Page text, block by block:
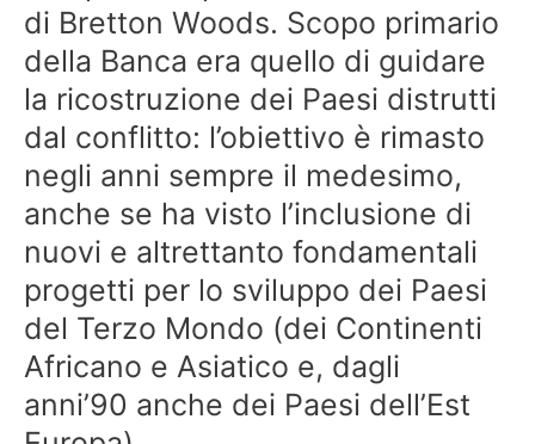
di Bretton Woods. Scopo primario
della Banca era quello di guidare
la ricostruzione dei Paesi distrutti
dal conflitto: l’obiettivo è rimasto
negli anni sempre il medesimo,
anche se ha visto l’inclusione di
nuovi e altrettanto fondamentali
progetti per lo sviluppo dei Paesi
del Terzo Mondo (dei Continenti
Africano e Asiatico e, dagli
anni’90 anche dei Paesi dell’Est